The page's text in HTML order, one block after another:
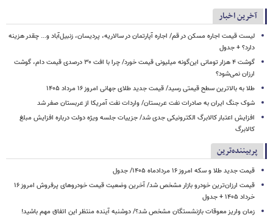
آخرین اخبار
لیست قیمت اجاره مسکن در قم/ اجاره آپارتمان در سالاریه، پردیسان، زنبیل‌آباد و... چقدر هزینه
دارد؟ + جدول
گوشت ۴ هزار تومانی این‌گونه میلیونی قیمت خورد/ چرا با افت ۳۰ درصدی قیمت دام، گوشت
ارزان نمی‌شود؟
طلا به بالاترین سطح قیمتی رسید/ قیمت جدید طلای جهانی امروز ۱۶ مرداد ۱۴۰۵
شوک جنگ ایران به صادرات نفت عربستان/ واردات نفت آمریکا از عربستان صفر شد
افزایش اعتبار کالابرگ الکترونیکی جدی شد/ جزییات جلسه ویژه دولت درباره افزایش مبلغ
کالابرگ
پربیننده‌ترین
قیمت جدید طلا و سکه امروز ۱۶ مردادماه ۱۴۰۵/ جدول
قیمت ارزان‌ترین خودرو بازار مشخص شد/ آخرین وضعیت قیمت خودروهای پرفروش امروز ۱۶
خرداد ۱۴۰۵ + جدول
زمان واریز معوقات بازنشستگان مشخص شد؟/ دوشنبه آینده منتظر این اتفاق مهم باشید!